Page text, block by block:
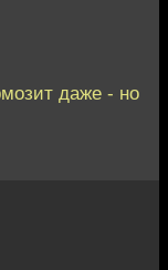
даже - но